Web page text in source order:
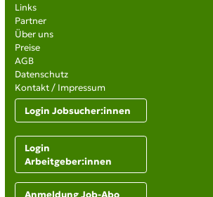
Links
Partner
Über uns
Preise
AGB
Datenschutz
Kontakt / Impressum
Login Jobsucher:innen
Login
Arbeitgeber:innen
Anmeldung Job-Abo